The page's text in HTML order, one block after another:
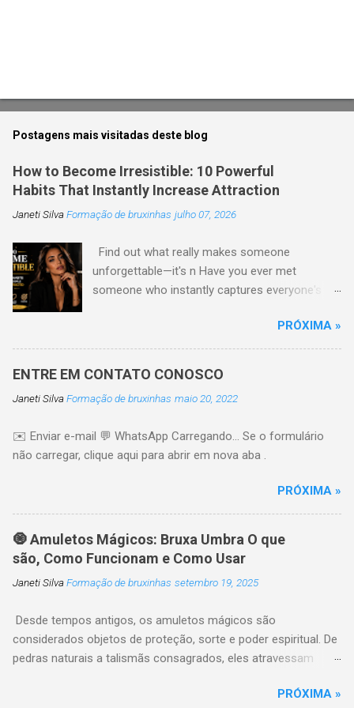
Postagens mais visitadas deste blog
How to Become Irresistible: 10 Powerful
Habits That Instantly Increase Attraction
Janeti Silva Formação de bruxinhas julho 07, 2026
Find out what really makes someone
unforgettable—it's n Have you ever met
someone who instantly captures everyone's
is usually not the perfect look or expensive
clothes. Truly irresistible people have habits and
qualities that are natural The good Here are ten
attractive, confident, and more aware 1.
of the most attractive qualities a person can
have. It comes from trusting yourself,
your own life. People naturally like it Tip:
Practice positive self-talk every day. 🔥 Just
one click left... I'll send you three private videos.
2. Improve yourself Before you even say it
Walk with purpose. Confident body language
changes instantly 3. Become an Excellent
Listener Most people Instead of thinking about
what you're going to say ...
PRÓXIMA »
ENTRE EM CONTATO CONOSCO
Janeti Silva Formação de bruxinhas maio 20, 2022
✉️ Enviar e-mail 💬 WhatsApp Carregando… Se o formulário
não carregar, clique aqui para abrir em nova aba .
PRÓXIMA »
🧿 Amuletos Mágicos: Bruxa Umbra O que
são, Como Funcionam e Como Usar
Janeti Silva Formação de bruxinhas setembro 19, 2025
Desde tempos antigos, os amuletos mágicos são
considerados objetos de proteção, sorte e poder espiritual. De
pedras naturais a talismãs consagrados, eles atravessam
espiritualidade e bem-estar energético. Neste artigo, você vai
PRÓXIMA »